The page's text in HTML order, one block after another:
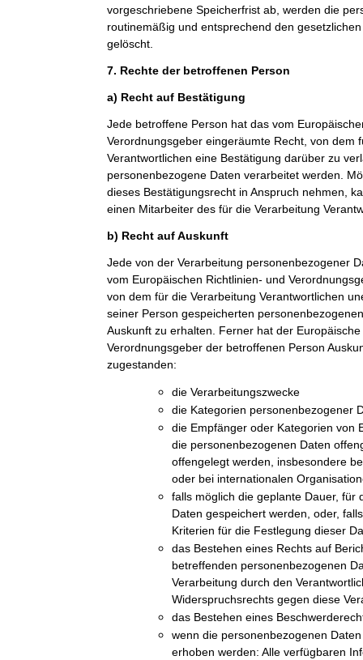
vorgeschriebene Speicherfrist ab, werden die
routinemäßig und entsprechend den
gelöscht.
7. Rechte der betroffenen Person
a) Recht auf Bestätigung
Jede betroffene Person hat das vom
Verordnungsgeber eingeräumte Recht, von dem
Verantwortlichen eine Bestätigung darüber zu
personenbezogene Daten verarbeitet werden.
dieses Bestätigungsrecht in Anspruch nehmen,
einen Mitarbeiter des für die Verarbeitung
b) Recht auf Auskunft
Jede von der Verarbeitung personenbezogener
vom Europäischen Richtlinien- und
von dem für die Verarbeitung Verantwortlichen
seiner Person gespeicherten
Auskunft zu erhalten. Ferner hat der
Verordnungsgeber der betroffenen Person
zugestanden:
die Verarbeitungszwecke
die Kategorien personenbezogener
die Empfänger oder Kategorien von
die personenbezogenen Daten
offengelegt werden, insbesondere
oder bei internationalen
falls möglich die geplante Dauer, für
Daten gespeichert werden, oder,
Kriterien für die Festlegung dieser
das Bestehen eines Rechts auf
betreffenden personenbezogenen
Verarbeitung durch den
Widerspruchsrechts gegen diese
das Bestehen eines
wenn die personenbezogenen
erhoben werden: Alle verfügbaren